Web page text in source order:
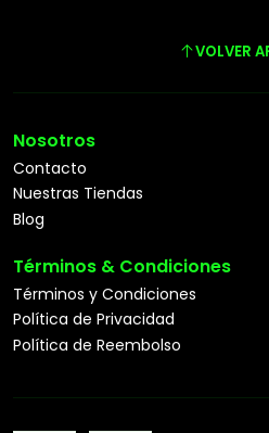
VOLVER
Nosotros
Contacto
Nuestras Tiendas
Blog
Términos & Condiciones
Términos y Condiciones
Política de Privacidad
Política de Reembolso